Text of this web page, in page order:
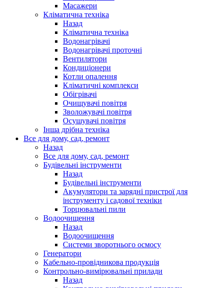
Масажери
Кліматична техніка
Назад
Кліматична техніка
Водонагрівачі
Водонагрівачі проточні
Вентилятори
Кондиціонери
Котли опалення
Кліматичні комплекси
Обігрівачі
Очищувачі повітря
Зволожувачі повітря
Осушувачі повітря
Інша дрібна техніка
Все для дому, сад, ремонт
Назад
Все для дому, сад, ремонт
Будівельні інструменти
Назад
Будівельні інструменти
Акумулятори та зарядні пристрої для
інструменту і садової техніки
Торцювальні пили
Водоочищення
Назад
Водоочищення
Системи зворотнього осмосу
Генератори
Кабельно-провідникова продукція
Контрольно-вимірювальні прилади
Назад